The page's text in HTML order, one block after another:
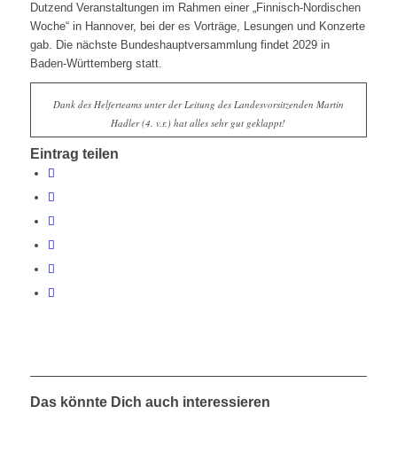
Dutzend Veranstaltungen im Rahmen einer „Finnisch-Nordischen
Woche“ in Hannover, bei der es Vorträge, Lesungen und Konzerte
gab. Die nächste Bundeshauptversammlung findet 2029 in
Baden-Württemberg statt.
Dank des Helferteams unter der Leitung des Landesvorsitzenden Martin
Hadler (4. v.r.) hat alles sehr gut geklappt!
Eintrag teilen
Das könnte Dich auch interessieren